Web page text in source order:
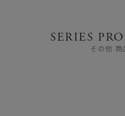
SERIES
その他 商